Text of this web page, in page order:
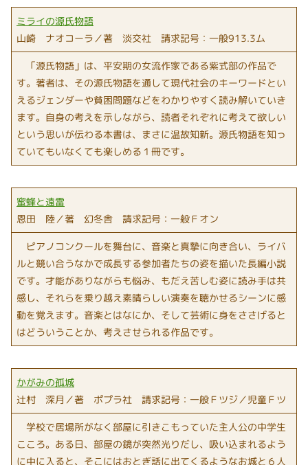
ミライの源氏物語
山崎 ナオコーラ／著 淡交社 請求記号：一般913.3ム
「源氏物語」は、平安期の女流作家である紫式部の作品で
す。著者は、その源氏物語を通して現代社会のキーワードとい
えるジェンダーや貧困問題などをわかりやすく読み解いていき
ます。自身の考えを示しながら、読者それぞれに考えて欲しい
という思いが伝わる本書は、まさに温故知新。源氏物語を知っ
ていてもいなくても楽しめる１冊です。
蜜蜂と遠雷
恩田 陸／著 幻冬舎 請求記号：一般Ｆオン
ピアノコンクールを舞台に、音楽と真摯に向き合い、ライバ
ルと競い合うなかで成長する参加者たちの姿を描いた長編小説
です。才能がありながらも悩み、もだえ苦しむ姿に読み手は共
感し、それらを乗り越え素晴らしい演奏を聴かせるシーンに感
動を覚えます。音楽とはなにか、そして芸術に身をささげると
はどういうことか、考えさせられる作品です。
かがみの孤城
辻村 深月／著 ポプラ社 請求記号：一般Ｆツジ／児童Ｆツ
学校で居場所がなく部屋に引きこもっていた主人公の中学生
こころ。ある日、部屋の鏡が突然光りだし、吸い込まれるよう
に中に入ると、そこにはおとぎ話に出てくるようなお城と６人